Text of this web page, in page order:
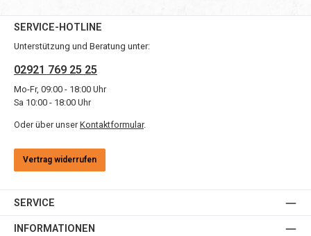
SERVICE-HOTLINE
Unterstützung und Beratung unter:
02921 769 25 25
Mo-Fr, 09:00 - 18:00 Uhr
Sa 10:00 - 18:00 Uhr
Oder über unser Kontaktformular.
Vertrag widerrufen
SERVICE
INFORMATIONEN